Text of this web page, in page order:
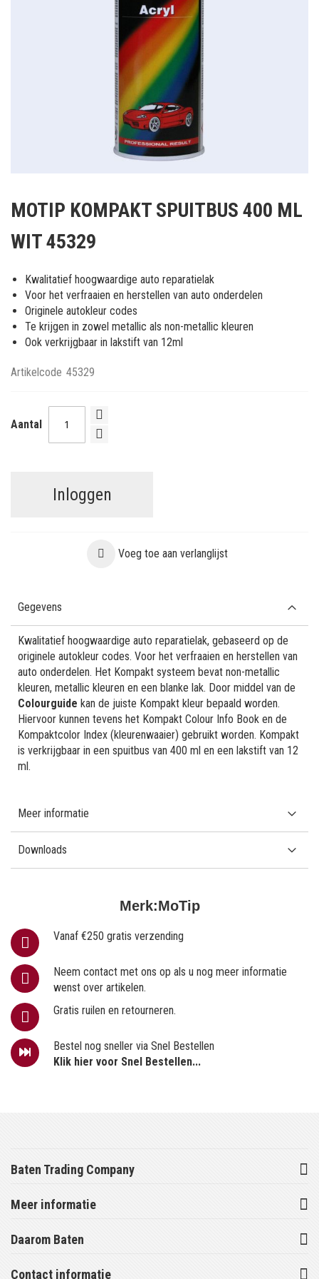
het
van
afbeeldingen-
gallerij
MOTIP KOMPAKT SPUITBUS 400 ML
WIT 45329
Kwalitatief hoogwaardige auto reparatielak
Voor het verfraaien en herstellen van auto onderdelen
Originele autokleur codes
Te krijgen in zowel metallic als non-metallic kleuren
Ook verkrijgbaar in lakstift van 12ml
Artikelcode 45329
Aantal
Inloggen
Voeg toe aan verlanglijst
Merk:MoTip
Vanaf €250 gratis verzending
Neem contact met ons op als u nog meer informatie
wenst over artikelen.
Gratis ruilen en retourneren.
Bestel nog sneller via Snel Bestellen
Klik hier voor Snel Bestellen...
Gegevens
Kwalitatief hoogwaardige auto reparatielak, gebaseerd op de
originele autokleur codes. Voor het verfraaien en herstellen van
auto onderdelen. Het Kompakt systeem bevat non-metallic
kleuren, metallic kleuren en een blanke lak. Door middel van de
Colourguide kan de juiste Kompakt kleur bepaald worden.
Hiervoor kunnen tevens het Kompakt Colour Info Book en de
Kompaktcolor Index (kleurenwaaier) gebruikt worden. Kompakt
is verkrijgbaar in een spuitbus van 400 ml en een lakstift van 12
ml.
Meer informatie
Downloads
Baten Trading Company
Meer informatie
Daarom Baten
Contact informatie